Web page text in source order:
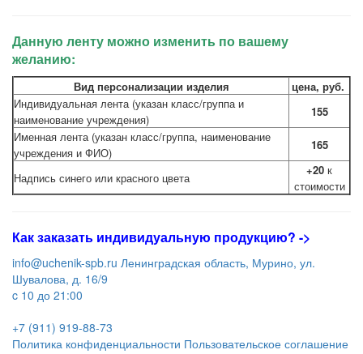
Данную ленту можно изменить по вашему
желанию:
Вид персонализации изделия
цена, руб.
Индивидуальная лента (указан класс/группа и
наименование учреждения)
155
Именная лента (указан класс/группа, наименование
учреждения и ФИО)
165
Надпись синего или красного цвета
+20 к
стоимости
Как заказать индивидуальную продукцию? ->
info@uchenik-spb.ru Ленинградская область, Мурино, ул.
Шувалова, д. 16/9
c 10 до 21:00
+7 (911) 919-88-73
Политика конфиденциальности Пользовательское соглашение